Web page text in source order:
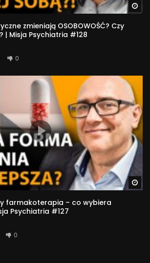
zmieniają OSOBOWOŚĆ? Czy
| Misja Psychiatria #128
0
farmakoterapia – co wybiera
Psychiatria #127
0